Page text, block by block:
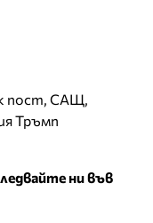
пост САЩ
Тръмп
ни във